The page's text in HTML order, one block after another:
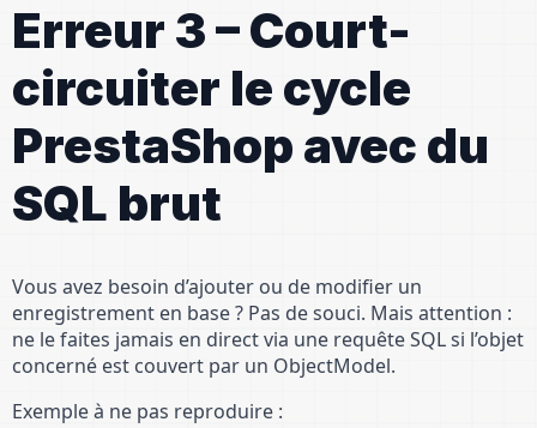
Erreur 3 – Court-
circuiter le cycle
PrestaShop avec du
SQL brut
Vous avez besoin d’ajouter ou de modifier un
enregistrement en base ? Pas de souci. Mais attention :
ne le faites jamais en direct via une requête SQL si l’objet
concerné est couvert par un ObjectModel.
Exemple à ne pas reproduire :